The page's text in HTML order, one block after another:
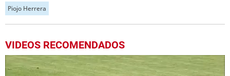
Piojo Herrera
VIDEOS RECOMENDADOS